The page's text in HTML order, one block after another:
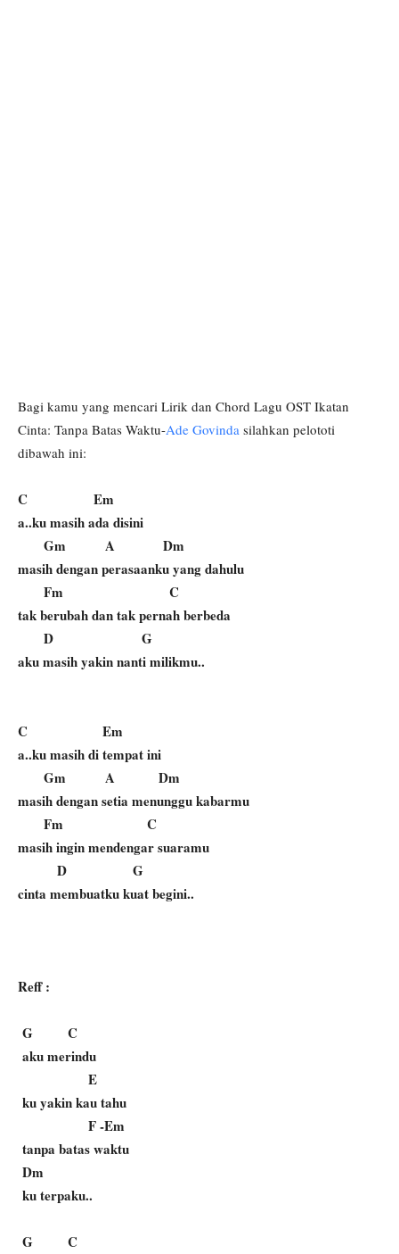
Bagi kamu yang mencari Lirik dan Chord Lagu OST Ikatan
Cinta: Tanpa Batas Waktu-Ade Govinda silahkan pelototi
dibawah ini:
C Em
a..ku masih ada disini
Gm A Dm
masih dengan perasaanku yang dahulu
Fm C
tak berubah dan tak pernah berbeda
D G
aku masih yakin nanti milikmu..
C Em
a..ku masih di tempat ini
Gm A Dm
masih dengan setia menunggu kabarmu
Fm C
masih ingin mendengar suaramu
D G
cinta membuatku kuat begini..
Reff :
G C
aku merindu
E
ku yakin kau tahu
F -Em
tanpa batas waktu
Dm
ku terpaku..
G C